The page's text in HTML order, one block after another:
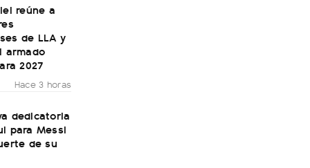
reúne a
de LLA y
armado
2027
Hace 3 horas
dedicatoria
para Messi
de su